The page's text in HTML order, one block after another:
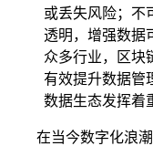
或丢失风险；不
透明，增强数据
众多行业，区块
有效提升数据管
数据生态发挥着
在当今数字化浪